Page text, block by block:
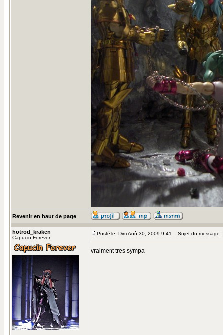
Revenir en haut de page
hotrod_kraken
Capucin Forever
Posté le: Dim Aoû 30, 2009 9:41 Sujet du message:
vraiment tres sympa